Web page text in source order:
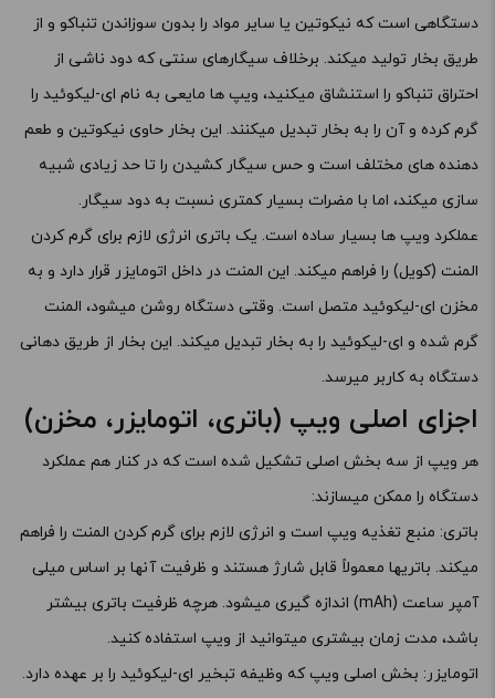
دستگاهی است که نیکوتین یا سایر مواد را بدون سوزاندن تنباکو و از
طریق بخار تولید میکند. برخلاف سیگارهای سنتی که دود ناشی از
احتراق تنباکو را استنشاق میکنید، ویپ ها مایعی به نام ای-لیکوئید را
گرم کرده و آن را به بخار تبدیل میکنند. این بخار حاوی نیکوتین و طعم
دهنده های مختلف است و حس سیگار کشیدن را تا حد زیادی شبیه
سازی میکند، اما با مضرات بسیار کمتری نسبت به دود سیگار.
عملکرد ویپ ها بسیار ساده است. یک باتری انرژی لازم برای گرم کردن
المنت (کویل) را فراهم میکند. این المنت در داخل اتومایزر قرار دارد و به
مخزن ای-لیکوئید متصل است. وقتی دستگاه روشن میشود، المنت
گرم شده و ای-لیکوئید را به بخار تبدیل میکند. این بخار از طریق دهانی
دستگاه به کاربر میرسد.
اجزای اصلی ویپ (باتری، اتومایزر، مخزن)
هر ویپ از سه بخش اصلی تشکیل شده است که در کنار هم عملکرد
دستگاه را ممکن میسازند:
باتری: منبع تغذیه ویپ است و انرژی لازم برای گرم کردن المنت را فراهم
میکند. باتریها معمولاً قابل شارژ هستند و ظرفیت آنها بر اساس میلی
آمپر ساعت (mAh) اندازه گیری میشود. هرچه ظرفیت باتری بیشتر
باشد، مدت زمان بیشتری میتوانید از ویپ استفاده کنید.
اتومایزر: بخش اصلی ویپ که وظیفه تبخیر ای-لیکوئید را بر عهده دارد.